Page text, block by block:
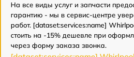
На все виды услуг и запчасти
гарантию - мы в сервис-центре
работ. [dataset:services:name]
стоить на -15% дешевле при
через форму заказа звонка.